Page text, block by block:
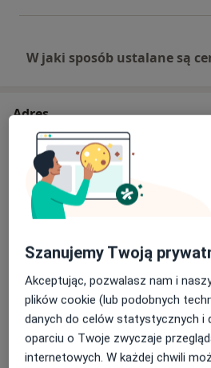
W jaki sposób ustalane są
Adres
Lecznica Chirurgiczno -
Eskulap
Brzozowa 14A,10-177
Powiększ
Dostępność
Pokaż
Telefon
Szanujemy Twoją
Akceptując, pozwalasz nam i
plików cookie (lub podobnych
danych do celów statystycznych i
oparciu o Twoje zwyczaje
internetowych. W każdej chwili